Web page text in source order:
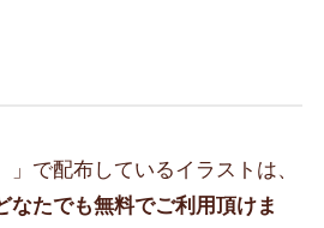
で配布しているイラストは、
なたでも無料でご利用頂けま